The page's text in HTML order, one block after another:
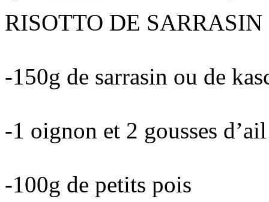
RISOTTO DE
-150g de sarrasin ou de
-1 oignon et 2 gousses d’ail
-100g de petits pois